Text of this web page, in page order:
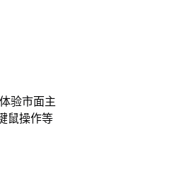
验市面主
鼠操作等